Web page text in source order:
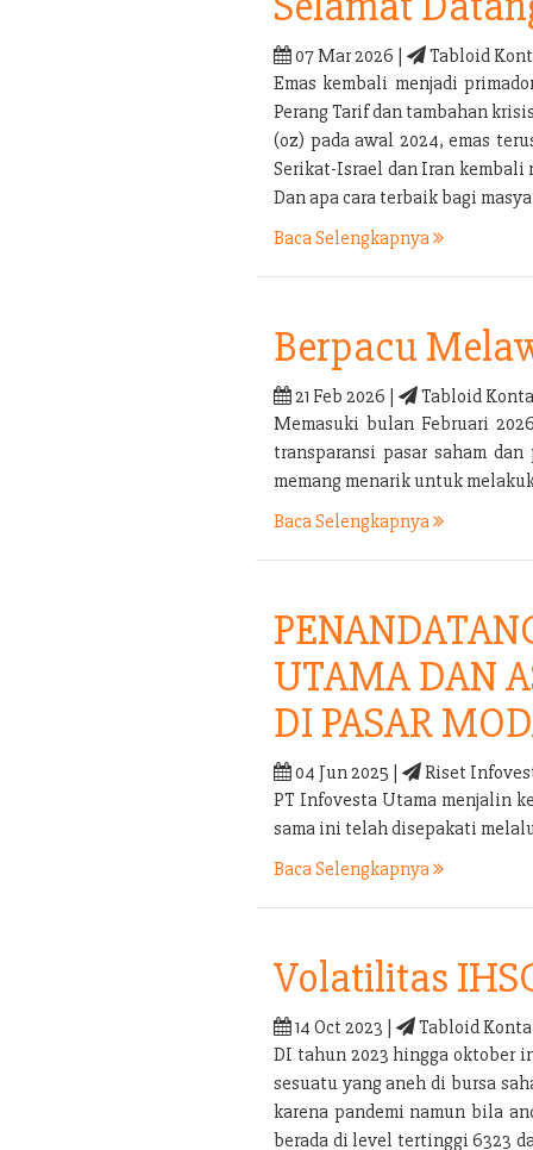
07 Mar 2026 |
Tabloid
Emas kembali menjadi
Perang Tarif dan tambahan
(oz) pada awal 2024, emas
Serikat-Israel dan Iran kembali
Dan apa cara terbaik bagi
Baca Selengkapnya
Berpacu
21 Feb 2026 |
Tabloid
Memasuki bulan Februari
transparansi pasar saham
memang menarik untuk
Baca Selengkapnya
UTAMA DAN
DI PASAR
04 Jun 2025 |
Riset
PT Infovesta Utama menjalin
sama ini telah disepakati
Baca Selengkapnya
Volatilitas
14 Oct 2023 |
Tabloid
DI tahun 2023 hingga oktober
sesuatu yang aneh di bursa
karena pandemi namun bila
berada di level tertinggi 6323